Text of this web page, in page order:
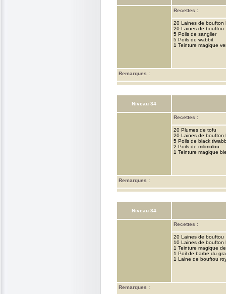
Recettes :
20 Laines de boufton
20 Laines de bouftou
5 Poils de sanglier
5 Poils de wabbit
1 Teinture magique
Remarques :
Niveau 34
Recettes :
20 Plumes de tofu
20 Laines de boufton
5 Poils de black
2 Poils de milimulou
1 Teinture magique
Remarques :
Niveau 34
Recettes :
20 Laines de bouftou
10 Laines de boufton
1 Teinture magique
1 Poil de barbe du
1 Laine de bouftou
Remarques :